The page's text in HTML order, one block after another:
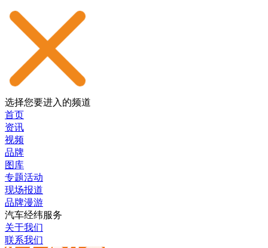
选择您要进入的频道
首页
资讯
视频
品牌
图库
专题活动
现场报道
品牌漫游
汽车经纬服务
关于我们
联系我们